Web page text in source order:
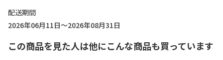
配送期間
2026年06月11日～2026年08月31日
この商品を見た人は他にこんな商品も買っています